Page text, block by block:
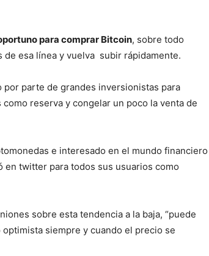
para comprar Bitcoin, sobre todo
esa línea y vuelva subir rápidamente.
parte de grandes inversionistas para
reserva y congelar un poco la venta de
e interesado en el mundo financiero
en twitter para todos sus usuarios como
sobre esta tendencia a la baja, “puede
siempre y cuando el precio se